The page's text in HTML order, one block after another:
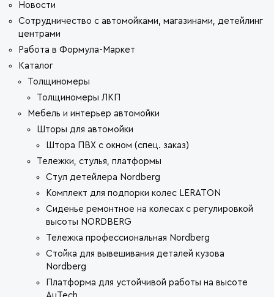
Новости
Сотрудничество с автомойками, магазинами, детейлинг
центрами
Работа в Формула-Маркет
Каталог
Толщиномеры
Толщиномеры ЛКП
Мебель и интерьер автомойки
Шторы для автомойки
Штора ПВХ с окном (спец. заказ)
Тележки, стулья, платформы
Стул детейлера Nordberg
Комплект для подпорки колес LERATON
Сиденье ремонтное на колесах с регулировкой
высоты NORDBERG
Тележка профессиональная Nordberg
Стойка для вывешивания деталей кузова
Nordberg
Платформа для устойчивой работы на высоте